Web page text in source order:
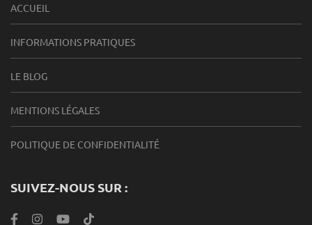
ACCUEIL
INFORMATIONS PRATIQUES
LE BLOG
MENTIONS LÉGALES
POLITIQUE DE CONFIDENTIALITÉ
SUIVEZ-NOUS SUR :